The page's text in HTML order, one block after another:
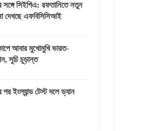
সঙ্গে সিইপিএ: রফতানিতে নতুন
দেখছে এফবিসিসিআই
আবার মুখোমুখি ভারত-
সূচি চূড়ান্ত
ইংল্যান্ড টেস্ট দলে ড্যান